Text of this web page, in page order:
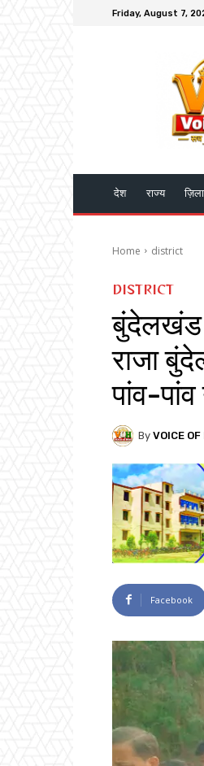
Friday, August 7,
देश राज्य ज़िला
Home district
DISTRICT
बुंदेलखंड
राजा
पांव-पांव
By VOICE
Facebook